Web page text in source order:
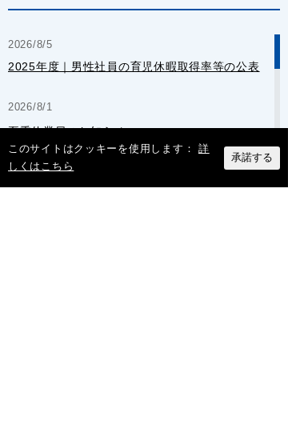
2026/8/5
2025年度｜男性社員の育児休暇取得率等の公表
2026/8/1
夏季休業日のお知らせ
2026/7/31
このサイトはクッキーを使用します： 詳
しくはこちら
承諾する